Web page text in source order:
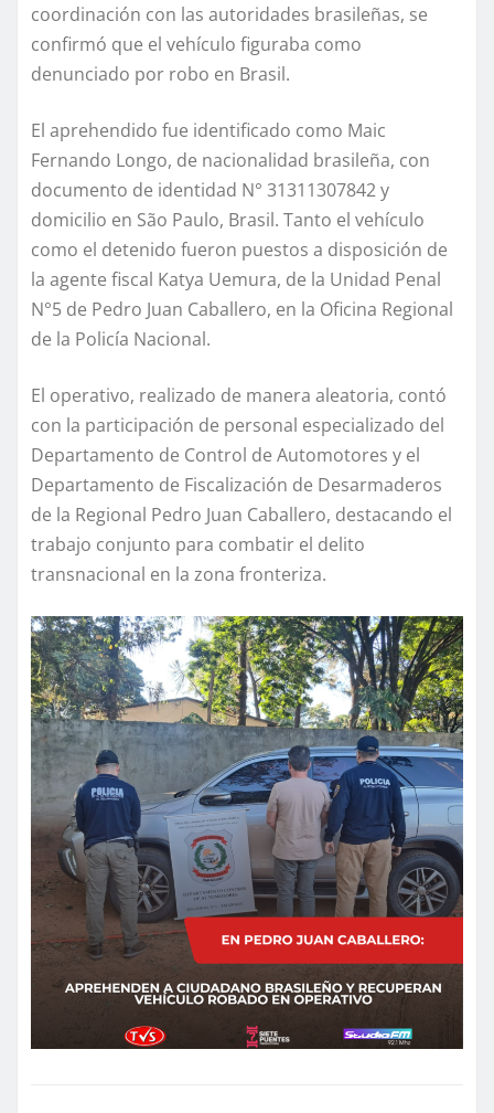
coordinación con las autoridades brasileñas, se
confirmó que el vehículo figuraba como
denunciado por robo en Brasil.
El aprehendido fue identificado como Maic
Fernando Longo, de nacionalidad brasileña, con
documento de identidad N° 31311307842 y
domicilio en São Paulo, Brasil. Tanto el vehículo
como el detenido fueron puestos a disposición de
la agente fiscal Katya Uemura, de la Unidad Penal
N°5 de Pedro Juan Caballero, en la Oficina Regional
de la Policía Nacional.
El operativo, realizado de manera aleatoria, contó
con la participación de personal especializado del
Departamento de Control de Automotores y el
Departamento de Fiscalización de Desarmaderos
de la Regional Pedro Juan Caballero, destacando el
trabajo conjunto para combatir el delito
transnacional en la zona fronteriza.